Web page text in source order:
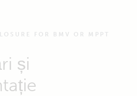
FOR BMV OR MPPT
și